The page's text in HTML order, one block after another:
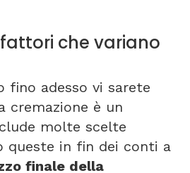
che variano
fino adesso vi sarete
cremazione è un
molte scelte
queste in fin dei conti a
finale della